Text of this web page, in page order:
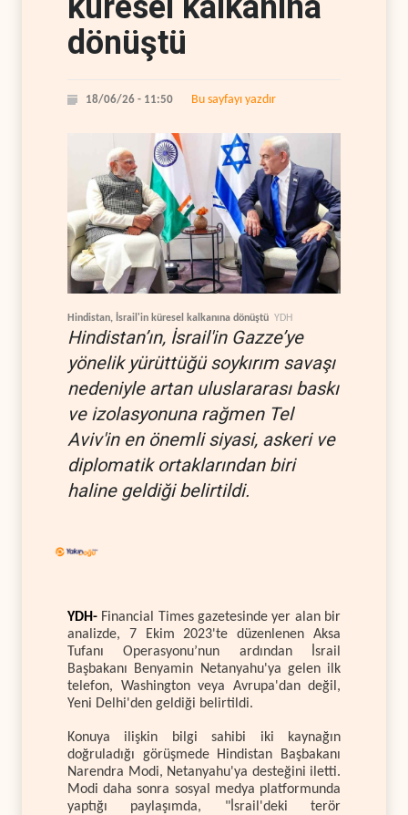
dönüştü
18/06/26 - 11:50 Bu sayfayı yazdır
Hindistan, İsrail'in küresel kalkanına dönüştü YDH
Hindistan’ın, İsrail'in Gazze’ye
yönelik yürüttüğü soykırım savaşı
nedeniyle artan uluslararası baskı
ve izolasyonuna rağmen Tel
Aviv'in en önemli siyasi, askeri ve
diplomatik ortaklarından biri
haline geldiği belirtildi.
YDH- Financial Times gazetesinde yer alan bir
analizde, 7 Ekim 2023'te düzenlenen Aksa
Tufanı Operasyonu’nun ardından İsrail
Başbakanı Benyamin Netanyahu'ya gelen ilk
telefon, Washington veya Avrupa'dan değil,
Yeni Delhi'den geldiği belirtildi.
Konuya ilişkin bilgi sahibi iki kaynağın
doğruladığı görüşmede Hindistan Başbakanı
Narendra Modi, Netanyahu'ya desteğini iletti.
Modi daha sonra sosyal medya platformunda
yaptığı paylaşımda, "İsrail'deki terör